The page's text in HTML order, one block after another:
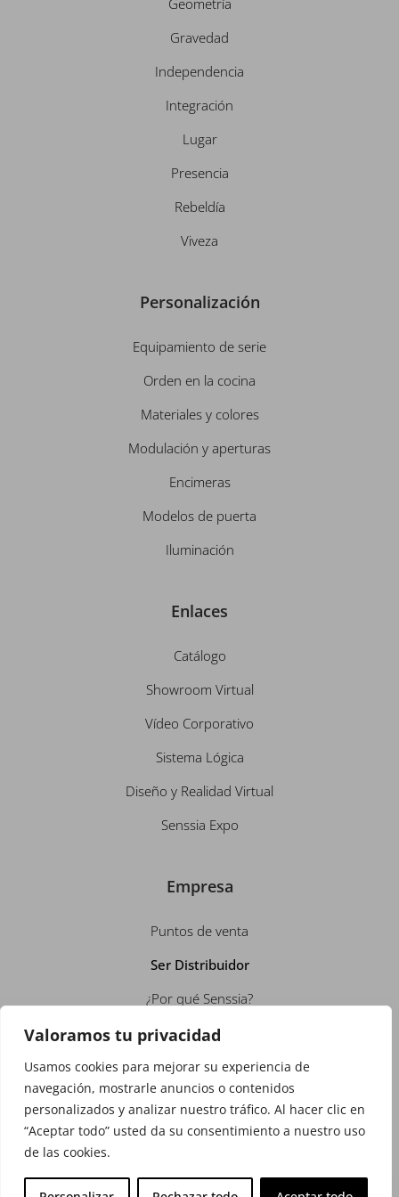
Valoramos tu privacidad
Usamos cookies para mejorar su experiencia de
navegación, mostrarle anuncios o contenidos
personalizados y analizar nuestro tráfico. Al hacer clic en
“Aceptar todo” usted da su consentimiento a nuestro uso
de las cookies.
Gravedad
Independencia
Integración
Lugar
Presencia
Rebeldía
Viveza
Personalización
Equipamiento de serie
Orden en la cocina
Materiales y colores
Modulación y aperturas
Encimeras
Modelos de puerta
Iluminación
Enlaces
Catálogo
Showroom Virtual
Vídeo Corporativo
Sistema Lógica
Diseño y Realidad Virtual
Senssia Expo
Empresa
Puntos de venta
Ser Distribuidor
¿Por qué Senssia?
Conócenos
Empleo
Política de Privacidad